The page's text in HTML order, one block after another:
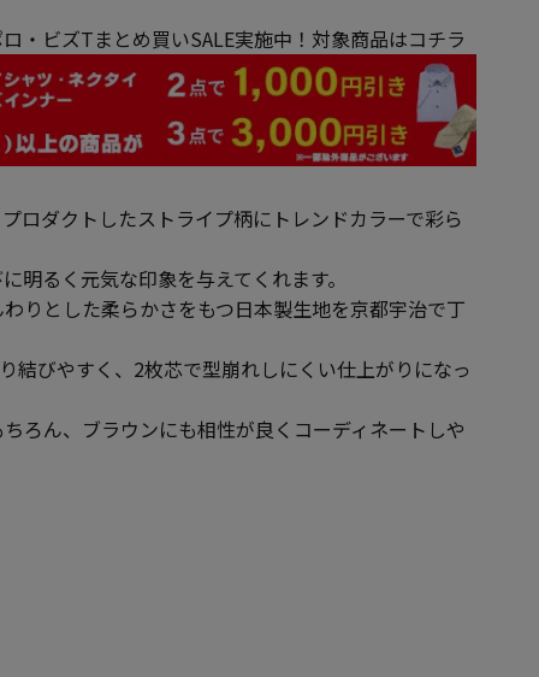
・ビズTまとめ買いSALE実施中！対象商品はコチラ
ロダクトしたストライプ柄にトレンドカラーで彩ら
明るく元気な印象を与えてくれます。
りとした柔らかさをもつ日本製生地を京都宇治で丁
結びやすく、2枚芯で型崩れしにくい仕上がりになっ
ろん、ブラウンにも相性が良くコーディネートしや